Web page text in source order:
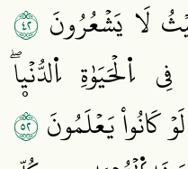
لَا يَشۡعُرُونَ ٢٤
اِ۬لۡحَيَوٰةِ اِ۬لدُّنۡيۭاۖ
كَانُواْ يَعۡلَمُونَ٢٥